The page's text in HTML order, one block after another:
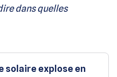
dans quelles
solaire explose en